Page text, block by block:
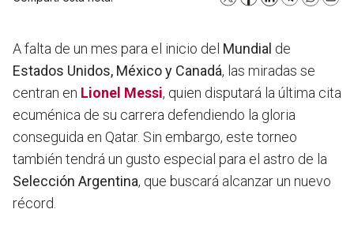
A falta de un mes para el inicio del Mundial de
Estados Unidos, México y Canadá, las miradas se
centran en Lionel Messi, quien disputará la última cita
ecuménica de su carrera defendiendo la gloria
conseguida en Qatar. Sin embargo, este torneo
también tendrá un gusto especial para el astro de la
Selección Argentina, que buscará alcanzar un nuevo
récord.